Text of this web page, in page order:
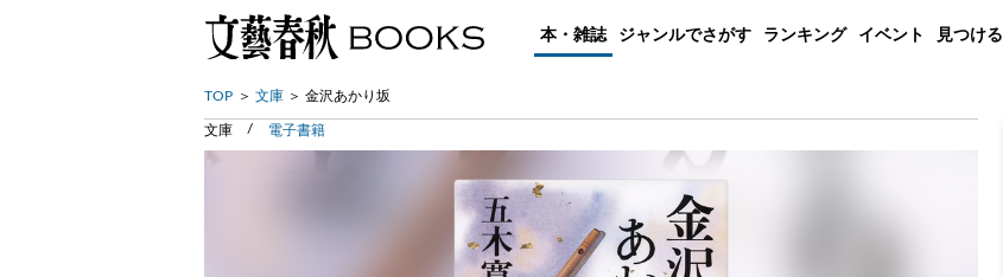
本・雑誌 ジャンルでさがす ランキング イベント 見つける
TOP 文庫 金沢あかり坂
文庫 電子書籍